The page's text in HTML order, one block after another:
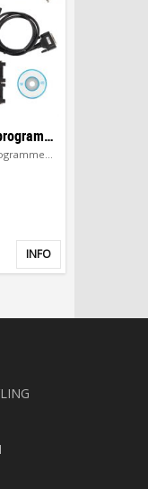
T300 OBD2 nyckel startspärr programmering
T300 OBD2 nyckel och startspärr programmeringsverktyg
Lägg till i
INFO